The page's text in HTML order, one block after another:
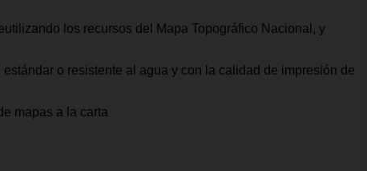
los recursos del Mapa Topográfico Nacional, y
estándar o resistente al agua y con la calidad de impresión de
mapas a la carta